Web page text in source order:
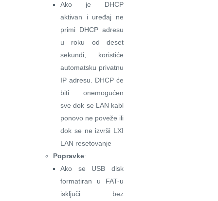
Ako je DHCP
aktivan i uređaj ne
primi DHCP adresu
u roku od deset
sekundi, koristiće
automatsku privatnu
IP adresu. DHCP će
biti onemogućen
sve dok se LAN kabl
ponovo ne poveže ili
dok se ne izvrši LXI
LAN resetovanje
Popravke:
Ako se USB disk
formatiran u FAT-u
isključi bez